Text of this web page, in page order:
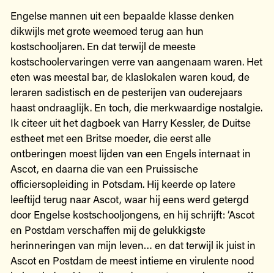
Engelse mannen uit een bepaalde klasse denken
dikwijls met grote weemoed terug aan hun
kostschooljaren. En dat terwijl de meeste
kostschoolervaringen verre van aangenaam waren. Het
eten was meestal bar, de klaslokalen waren koud, de
leraren sadistisch en de pesterijen van ouderejaars
haast ondraaglijk. En toch, die merkwaardige nostalgie.
Ik citeer uit het dagboek van Harry Kessler, de Duitse
estheet met een Britse moeder, die eerst alle
ontberingen moest lijden van een Engels internaat in
Ascot, en daarna die van een Pruissische
officiersopleiding in Potsdam. Hij keerde op latere
leeftijd terug naar Ascot, waar hij eens werd getergd
door Engelse kostschooljongens, en hij schrijft: ‘Ascot
en Postdam verschaffen mij de gelukkigste
herinneringen van mijn leven… en dat terwijl ik juist in
Ascot en Postdam de meest intieme en virulente nood